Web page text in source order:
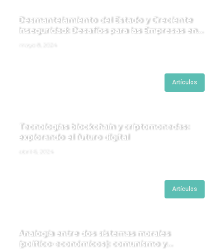
Desmantelamiento del Estado y Creciente
Inseguridad: Desafíos para las Empresas en
Artículos
Tecnologías blockchain y criptomonedas:
explorando el futuro digital
Artículos
Analogía entre dos sistemas morales
(político-económicos): comunismo y